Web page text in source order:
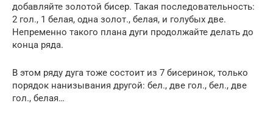
добавляйте золотой бисер. Такая последовательность:
2 гол., 1 белая, одна золот., белая, и голубых две.
Непременно такого плана дуги продолжайте делать до
конца ряда.
В этом ряду дуга тоже состоит из 7 бисеринок, только
порядок нанизывания другой: бел., две гол., бел., две
гол., белая…